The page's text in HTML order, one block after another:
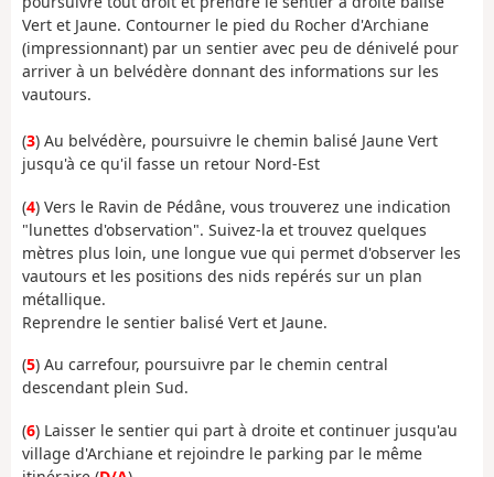
Vert et Jaune. Contourner le pied du Rocher d'Archiane
(impressionnant) par un sentier avec peu de dénivelé pour
arriver à un belvédère donnant des informations sur les
vautours.
(3) Au belvédère, poursuivre le chemin balisé Jaune Vert
jusqu'à ce qu'il fasse un retour Nord-Est
(4) Vers le Ravin de Pédâne, vous trouverez une indication
"lunettes d'observation". Suivez-la et trouvez quelques
mètres plus loin, une longue vue qui permet d'observer les
vautours et les positions des nids repérés sur un plan
métallique.
Reprendre le sentier balisé Vert et Jaune.
(5) Au carrefour, poursuivre par le chemin central
descendant plein Sud.
(6) Laisser le sentier qui part à droite et continuer jusqu'au
village d'Archiane et rejoindre le parking par le même